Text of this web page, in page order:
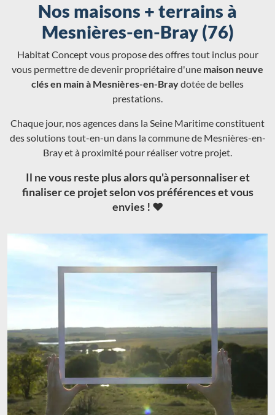
Nos maisons + terrains à
Mesnières-en-Bray (76)
Habitat Concept vous propose des offres tout inclus pour
vous permettre de devenir propriétaire d'une maison neuve
clés en main à Mesnières-en-Braydotée de belles
prestations.
Chaque jour, nos agences dans la Seine Maritime constituent
des solutions tout-en-un dans la commune de Mesnières-en-
Bray et à proximité pour réaliser votre projet.
Il ne vous reste plus alors qu'à personnaliser et
finaliser ce projet selon vos préférences et vous
envies ! ❤️